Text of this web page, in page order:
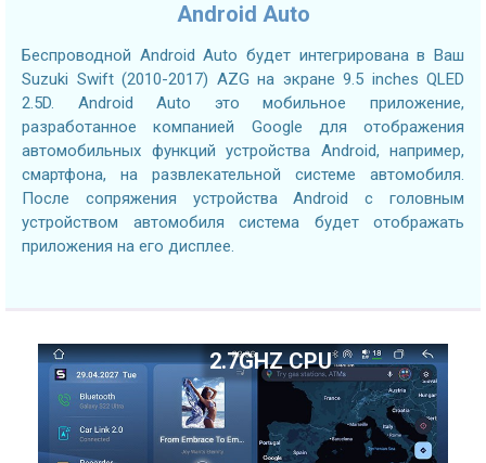
Android Auto
Беспроводной Android Auto будет интегрирована в Ваш
Suzuki Swift (2010-2017) AZG на экране 9.5 inches QLED
2.5D. Android Auto это мобильное приложение,
разработанное компанией Google для отображения
автомобильных функций устройства Android, например,
смартфона, на развлекательной системе автомобиля.
После сопряжения устройства Android с головным
устройством автомобиля система будет отображать
приложения на его дисплее.
2.7GHZ CPU